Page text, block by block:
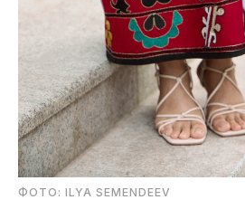
ФОТО: ILYA SEMENDEEV